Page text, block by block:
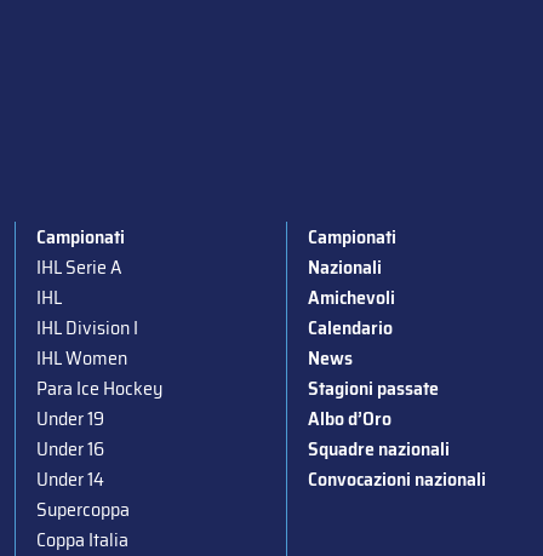
Campionati
IHL Serie A
IHL
IHL Division I
IHL Women
Para Ice Hockey
Under 19
Under 16
Under 14
Supercoppa
Coppa Italia
Campionati
Nazionali
Amichevoli
Calendario
News
Stagioni passate
Albo d’Oro
Squadre nazionali
Convocazioni nazionali